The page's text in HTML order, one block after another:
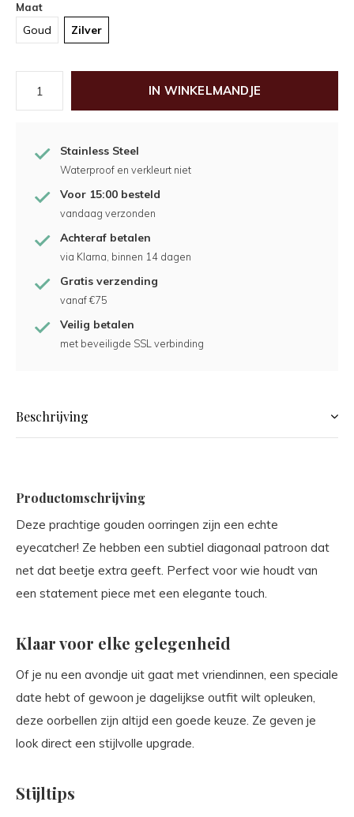
Maat
Goud Zilver
IN WINKELMANDJE
Stainless Steel
Waterproof en verkleurt niet
Voor 15:00 besteld
vandaag verzonden
Achteraf betalen
via Klarna, binnen 14 dagen
Gratis verzending
vanaf €75
Veilig betalen
met beveiligde SSL verbinding
Beschrijving
Productomschrijving
Deze prachtige gouden oorringen zijn een echte
eyecatcher! Ze hebben een subtiel diagonaal patroon dat
net dat beetje extra geeft. Perfect voor wie houdt van
een statement piece met een elegante touch.
Klaar voor elke gelegenheid
Of je nu een avondje uit gaat met vriendinnen, een speciale
date hebt of gewoon je dagelijkse outfit wilt opleuken,
deze oorbellen zijn altijd een goede keuze. Ze geven je
look direct een stijlvolle upgrade.
Stijltips